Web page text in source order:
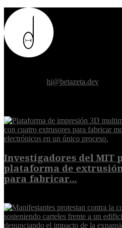
hi@betazeta.dev
Investigadores del MIT
plataforma de
para fabricar...